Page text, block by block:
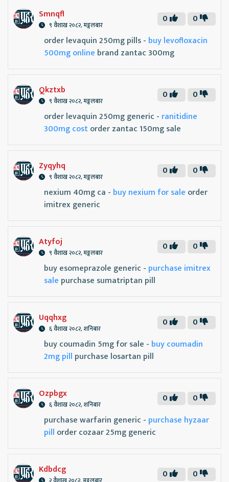
Smnqfl
९ वैशाख २०८२, मङ्गलबार 0
0
order levaquin 250mg pills - buy levofloxacin
500mg online brand zantac 300mg
Qkztxb
९ वैशाख २०८२, मङ्गलबार 0
0
order levaquin 250mg generic - ranitidine
300mg costorder zantac 150mg sale
Zyqyhq
९ वैशाख २०८२, मङ्गलबार 0
0
nexium 40mg ca - buy nexium for sale order
imitrex generic
Atyfoj
९ वैशाख २०८२, मङ्गलबार 0
0
buy esomeprazole generic - purchase imitrex
sale purchase sumatriptan pill
Uqqhxg
६ वैशाख २०८२, शनिबार 0
0
buy coumadin 5mg for sale - buy coumadin
2mg pill purchase losartan pill
Ozpbgx
६ वैशाख २०८२, शनिबार 0
0
purchase warfarin generic - purchase hyzaar
pill order cozaar 25mg generic
Kdbdcg 0 0